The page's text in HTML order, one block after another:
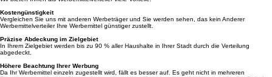
Kostengünstigkeit
Vergleichen Sie uns mit anderen Werbeträger und Sie werden sehen, das kein Anderer
Werbemittelverteiler Ihre Werbemittel günstiger zustellt.
Präzise Abdeckung im Zielgebiet
In Ihrem Zielgebiet werden bis zu 90 % aller Haushalte in Ihrer Stadt durch die Verteilung
abgedeckt.
Höhere Beachtung Ihrer Werbung
Da Ihr Werbemittel einzeln zugestellt wird, fällt es besser auf. Es geht nicht in mehreren